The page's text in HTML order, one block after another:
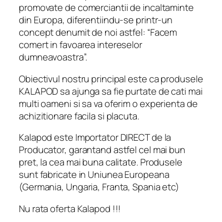
promovate de comerciantii de incaltaminte
din Europa, diferentiindu-se printr-un
concept denumit de noi astfel: “Facem
comert in favoarea intereselor
dumneavoastra”.
Obiectivul nostru principal este ca produsele
KALAPOD sa ajunga sa fie purtate de cati mai
multi oameni si sa va oferim o experienta de
achizitionare facila si placuta.
Kalapod este Importator DIRECT de la
Producator, garantand astfel cel mai bun
pret, la cea mai buna calitate. Produsele
sunt fabricate in Uniunea Europeana
(Germania, Ungaria, Franta, Spania etc)
Nu rata oferta Kalapod !!!